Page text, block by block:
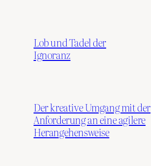
Lob und Tadel der
Ignoranz
Der kreative Umgang mit der
Anforderung an eine agilere
Herangehensweise